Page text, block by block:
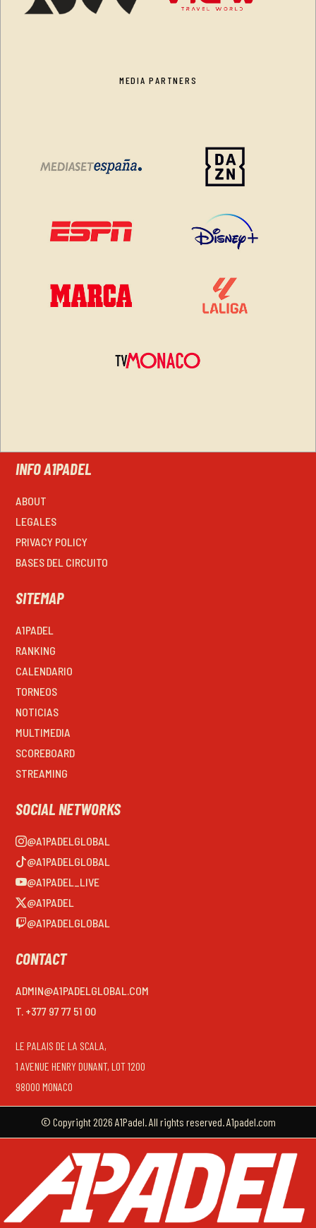
MEDIA PARTNERS
INFO A1PADEL
ABOUT
LEGALES
PRIVACY POLICY
BASES DEL CIRCUITO
SITEMAP
A1PADEL
RANKING
CALENDARIO
TORNEOS
NOTICIAS
MULTIMEDIA
SCOREBOARD
STREAMING
SOCIAL NETWORKS
@A1PADELGLOBAL
@A1PADELGLOBAL
@A1PADEL_LIVE
@A1PADEL
@A1PADELGLOBAL
CONTACT
ADMIN@A1PADELGLOBAL.COM
T. +377 97 77 51 00
LE PALAIS DE LA SCALA,
1 AVENUE HENRY DUNANT, LOT 1200
98000 MONACO
© Copyright 2026 A1Padel. All rights reserved. A1padel.com